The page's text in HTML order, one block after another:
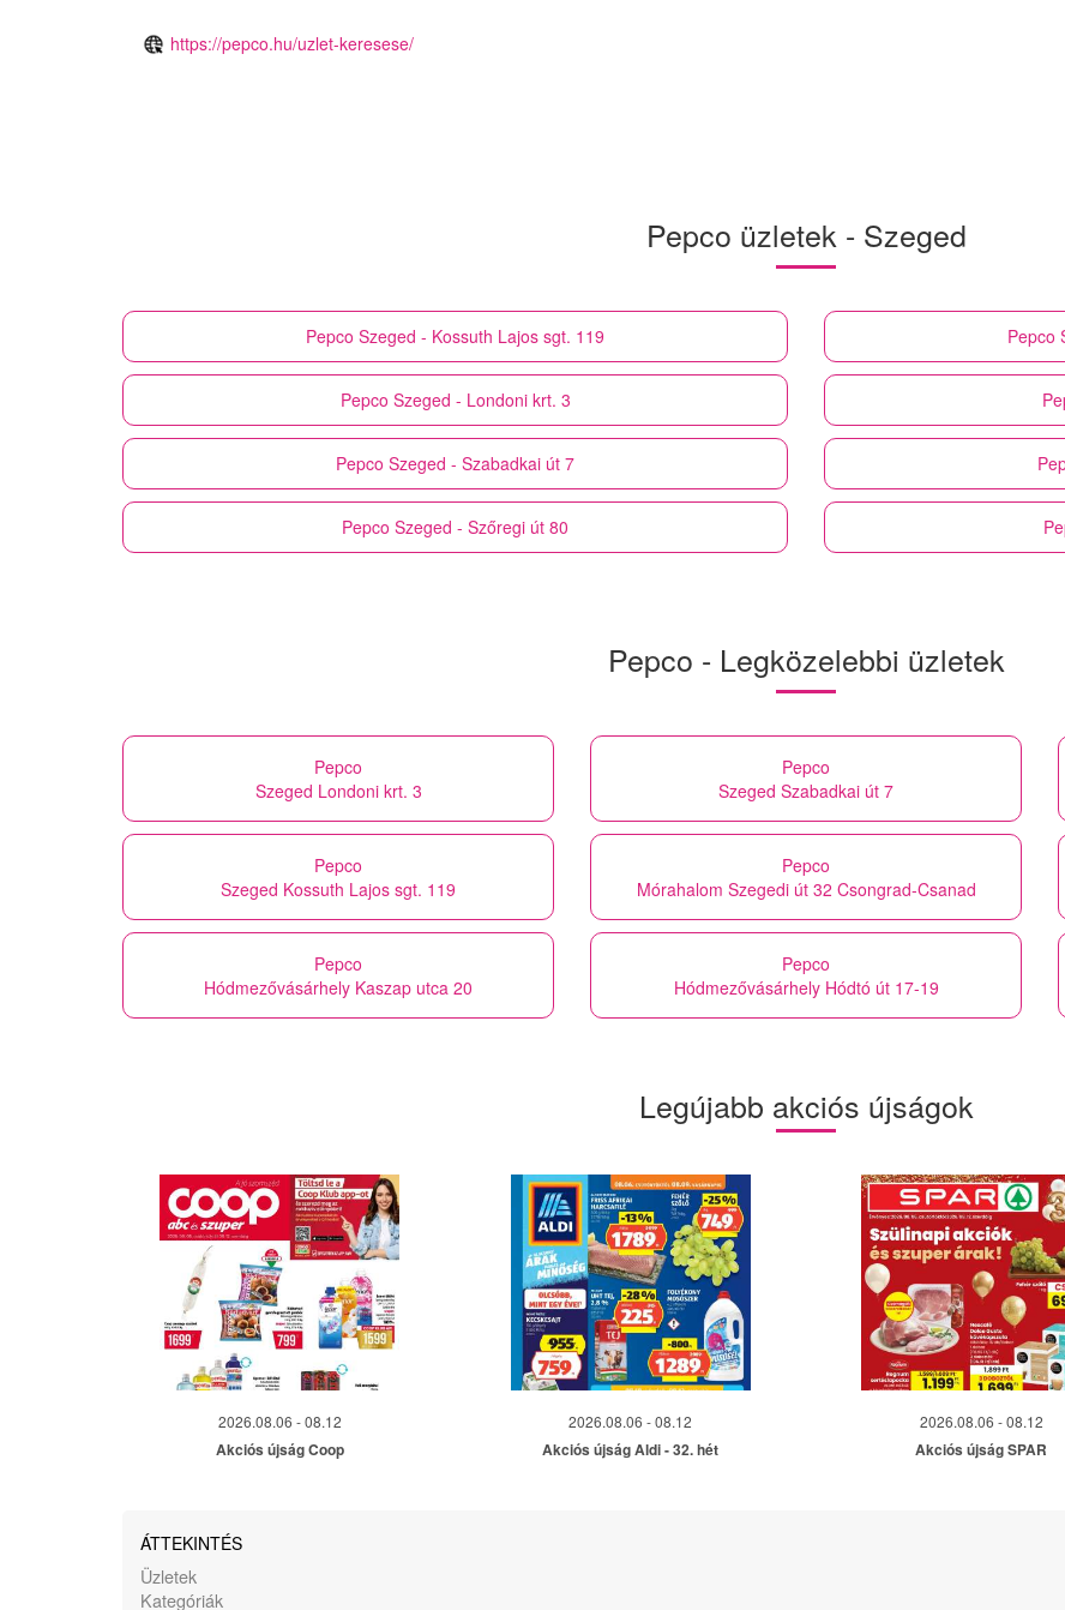
https://pepco.hu/uzlet-keresese/
Pepco üzletek - Szeged
Pepco Szeged - Kossuth Lajos sgt. 119 Pepco
Pepco Szeged - Londoni krt. 3
Pepco Szeged - Szabadkai út 7
Pepco Szeged - Szőregi út 80
Pepco - Legközelebbi üzletek
Pepco
Szeged Londoni krt. 3
Pepco
Szeged Szabadkai út 7
Pepco
Szeged Kossuth Lajos sgt. 119
Pepco
Mórahalom Szegedi út 32 Csongrad-Csanad
Pepco
Hódmezővásárhely Kaszap utca 20
Pepco
Hódmezővásárhely Hódtó út 17-19
Legújabb akciós újságok
2026.08.06 - 08.12
Akciós újság Coop
2026.08.06 - 08.12
Akciós újság Aldi - 32. hét
2026.08.06 - 08.12
Akciós újság SPAR
ÁTTEKINTÉS
Üzletek
Kategóriák